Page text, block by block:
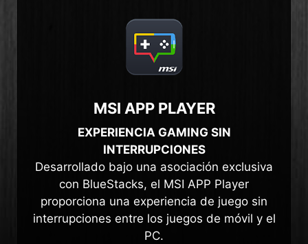
MSI APP PLAYER
EXPERIENCIA GAMING SIN
INTERRUPCIONES
Desarrollado bajo una asociación exclusiva
con BlueStacks, el MSI APP Player
proporciona una experiencia de juego sin
interrupciones entre los juegos de móvil y el
PC.